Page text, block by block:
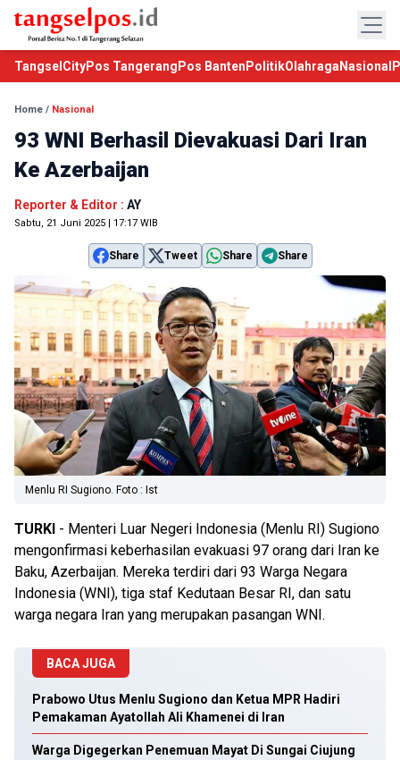
TangselCityPos Tangerang Pos Banten PolitikOlahraga Nasional
Home / Nasional
93 WNI Berhasil Dievakuasi Dari Iran
Ke Azerbaijan
Reporter & Editor : AY
Sabtu, 21 Juni 2025 | 17:17 WIB
Share Tweet Share Share
Menlu RI Sugiono. Foto : Ist
TURKI - Menteri Luar Negeri Indonesia (Menlu RI) Sugiono
mengonfirmasi keberhasilan evakuasi 97 orang dari Iran ke
Baku, Azerbaijan. Mereka terdiri dari 93 Warga Negara
Indonesia (WNI), tiga staf Kedutaan Besar RI, dan satu
warga negara Iran yang merupakan pasangan WNI.
BACA JUGA
Prabowo Utus Menlu Sugiono dan Ketua MPR Hadiri
Pemakaman Ayatollah Ali Khamenei di Iran
Warga Digegerkan Penemuan Mayat Di Sungai Ciujung